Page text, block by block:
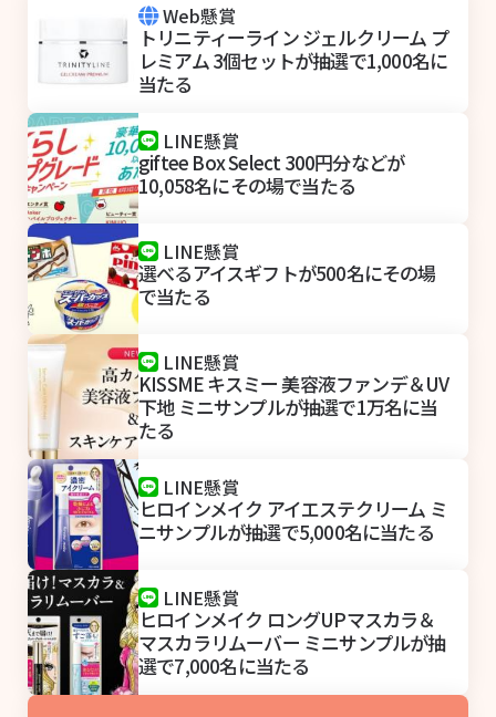
Web懸賞
トリニティーライン ジェルクリーム プ
レミアム 3個セットが抽選で1,000名に
当たる
LINE懸賞
giftee Box Select 300円分などが
10,058名にその場で当たる
LINE懸賞
選べるアイスギフトが500名にその場
で当たる
LINE懸賞
KISSME キスミー 美容液ファンデ＆UV
下地 ミニサンプルが抽選で1万名に当
たる
LINE懸賞
ヒロインメイク アイエステクリーム ミ
ニサンプルが抽選で5,000名に当たる
LINE懸賞
ヒロインメイク ロングUPマスカラ＆
マスカラリムーバー ミニサンプルが抽
選で7,000名に当たる